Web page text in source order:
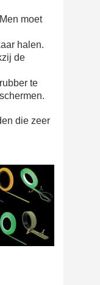
moet
halen.
de
te
die zeer